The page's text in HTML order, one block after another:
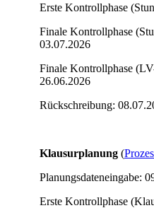
Erste Kontrollphase
Finale Kontrollphase
03.07.2026
Finale Kontrollphase
26.06.2026
Rückschreibung:
Klausurplanung (
Planungsdateneingabe:
Erste Kontrollphase